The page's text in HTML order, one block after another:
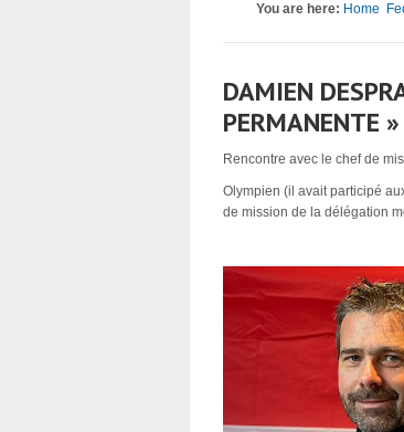
You are here: Home
DAMIEN
PERMANENTE »
Rencontre avec le chef de
Olympien (il avait participé
de mission de la délégation